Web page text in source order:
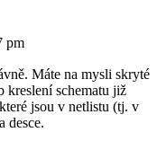
pm
Máte na mysli skryté
kreslení schematu již
jsou v netlistu (tj. v
desce.